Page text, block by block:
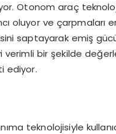
Otonom araç
oluyor ve çarpmaları
saptayarak emiş
verimli bir şekilde
ediyor.
teknolojisiyle